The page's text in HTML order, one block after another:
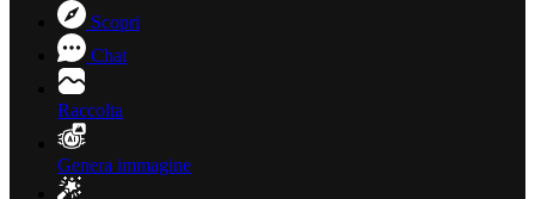
Scopri
Chat
Raccolta
Genera immagine